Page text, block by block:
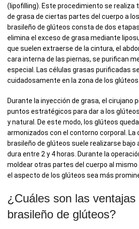
(lipofilling). Este procedimiento se realiza
de grasa de ciertas partes del cuerpo a
brasileño de glúteos consta de dos
elimina el exceso de grasa mediante
que suelen extraerse de la cintura, el
cara interna de las piernas, se purifican
especial. Las células grasas purificadas
cuidadosamente en la zona de los glúteos.
Durante la inyección de grasa, el cirujano
puntos estratégicos para dar a los
y natural. De este modo, los glúteos
armonizados con el contorno corporal. La
brasileño de glúteos suele realizarse bajo
dura entre 2 y 4 horas. Durante la
moldear otras partes del cuerpo al mismo
el aspecto de los glúteos sea más
¿Cuáles son las ventajas
brasileño de glúteos?